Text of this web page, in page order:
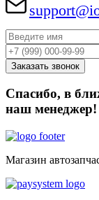
Спасибо, в
наш менеджер!
Магазин